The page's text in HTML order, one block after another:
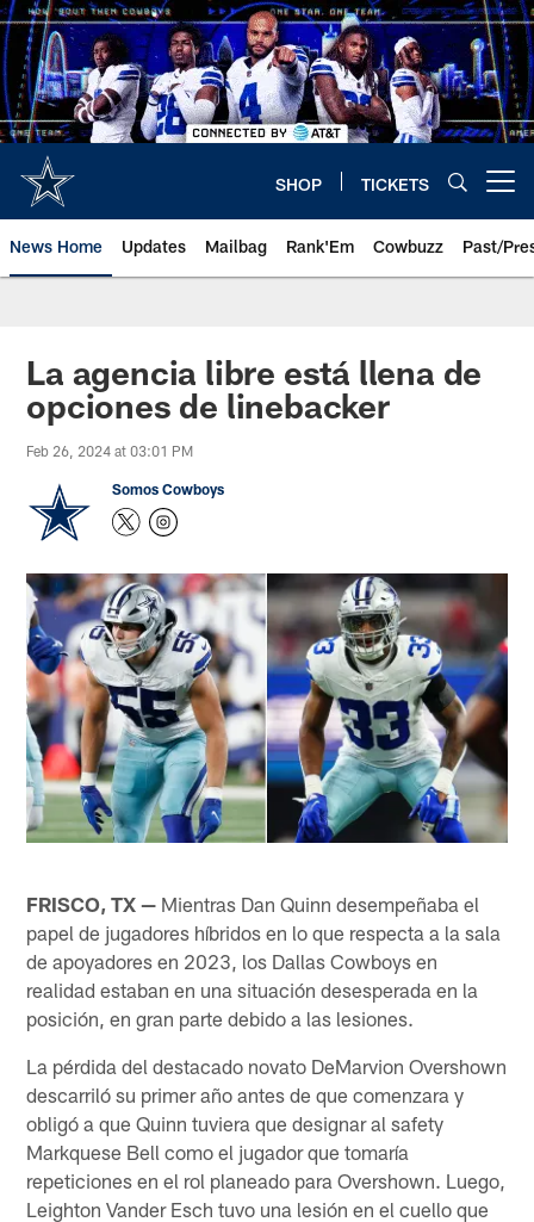
Skip
to
main
content
SHOP TICKETS
News Home Updates Mailbag Rank'Em Cowbuzz Past/
La agencia libre está llena de
opciones de linebacker
Feb 26, 2024 at 03:01 PM
Somos Cowboys
FRISCO, TX — Mientras Dan Quinn desempeñaba el
papel de jugadores híbridos en lo que respecta a la sala
de apoyadores en 2023, los Dallas Cowboys en
realidad estaban en una situación desesperada en la
posición, en gran parte debido a las lesiones.
La pérdida del destacado novato DeMarvion Overshown
descarriló su primer año antes de que comenzara y
obligó a que Quinn tuviera que designar al safety
Markquese Bell como el jugador que tomaría
repeticiones en el rol planeado para Overshown. Luego,
Leighton Vander Esch tuvo una lesión en el cuello que